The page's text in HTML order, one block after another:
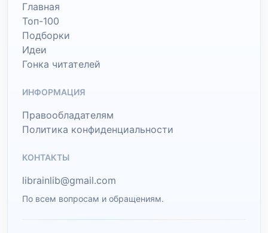
Главная
Топ-100
Подборки
Идеи
Гонка читателей
ИНФОРМАЦИЯ
Правообладателям
Политика конфиденциальности
КОНТАКТЫ
librainlib@gmail.com
По всем вопросам и обращениям.